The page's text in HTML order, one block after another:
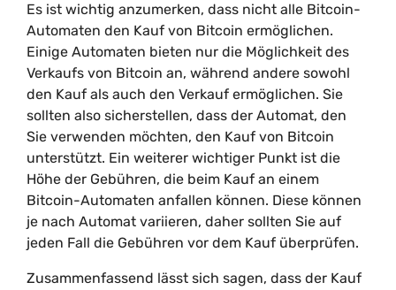
Es ist wichtig anzumerken, dass nicht alle Bitcoin-
Automaten den Kauf von Bitcoin ermöglichen.
Einige Automaten bieten nur die Möglichkeit des
Verkaufs von Bitcoin an, während andere sowohl
den Kauf als auch den Verkauf ermöglichen. Sie
sollten also sicherstellen, dass der Automat, den
Sie verwenden möchten, den Kauf von Bitcoin
unterstützt. Ein weiterer wichtiger Punkt ist die
Höhe der Gebühren, die beim Kauf an einem
Bitcoin-Automaten anfallen können. Diese können
je nach Automat variieren, daher sollten Sie auf
jeden Fall die Gebühren vor dem Kauf überprüfen.
Zusammenfassend lässt sich sagen, dass der Kauf